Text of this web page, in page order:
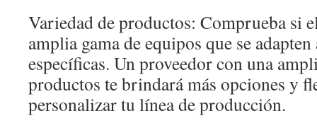
Variedad de productos: Comprueba si
amplia gama de equipos que se adapten
específicas. Un proveedor con una
productos te brindará más opciones y
personalizar tu línea de producción.